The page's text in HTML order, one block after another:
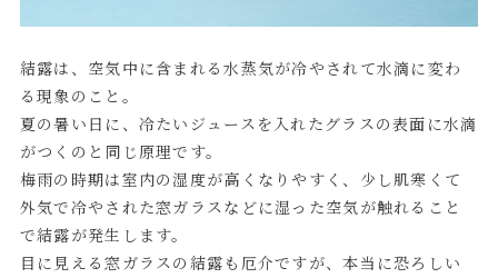
結露は、空気中に含まれる水蒸気が冷やされて水滴に変わ
る現象のこと。
夏の暑い日に、冷たいジュースを入れたグラスの表面に水滴
がつくのと同じ原理です。
梅雨の時期は室内の湿度が高くなりやすく、少し肌寒くて
外気で冷やされた窓ガラスなどに湿った空気が触れること
で結露が発生します。
目に見える窓ガラスの結露も厄介ですが、本当に恐ろしい